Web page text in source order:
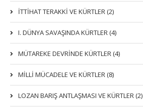
İTTIHAT TERAKKI VE KÜRTLER (2)
I. DÜNYA SAVAŞINDA KÜRTLER (4)
MÜTAREKE DEVRİNDE KÜRTLER (4)
MİLLİ MÜCADELE VE KÜRTLER (8)
LOZAN BARIŞ ANTLAŞMASI VE KÜRTLER (2)